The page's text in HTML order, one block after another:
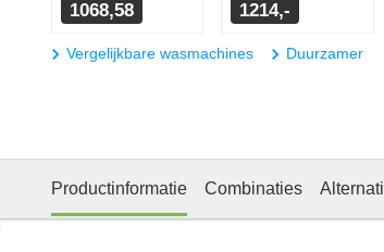
1068,58 1214,-
Vergelijkbare wasmachines Duurzamer
Productinformatie Combinaties